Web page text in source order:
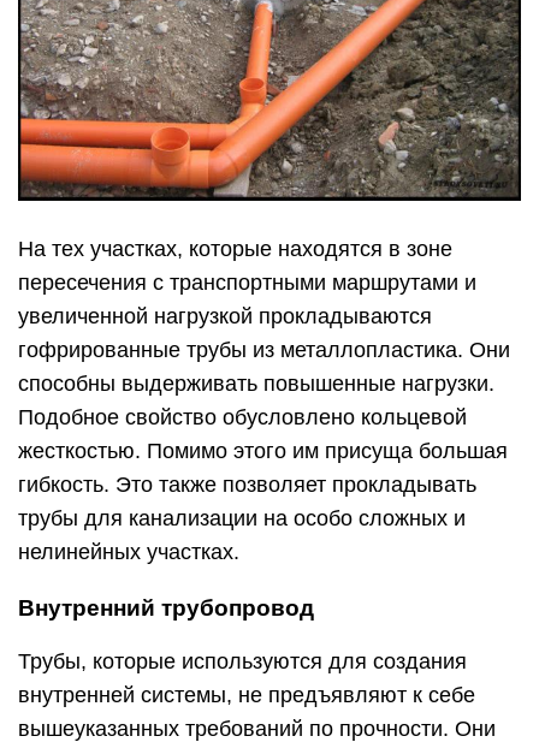
На тех участках, которые находятся в зоне
пересечения с транспортными маршрутами и
увеличенной нагрузкой прокладываются
гофрированные трубы из металлопластика. Они
способны выдерживать повышенные нагрузки.
Подобное свойство обусловлено кольцевой
жесткостью. Помимо этого им присуща большая
гибкость. Это также позволяет прокладывать
трубы для канализации на особо сложных и
нелинейных участках.
Внутренний трубопровод
Трубы, которые используются для создания
внутренней системы, не предъявляют к себе
вышеуказанных требований по прочности. Они